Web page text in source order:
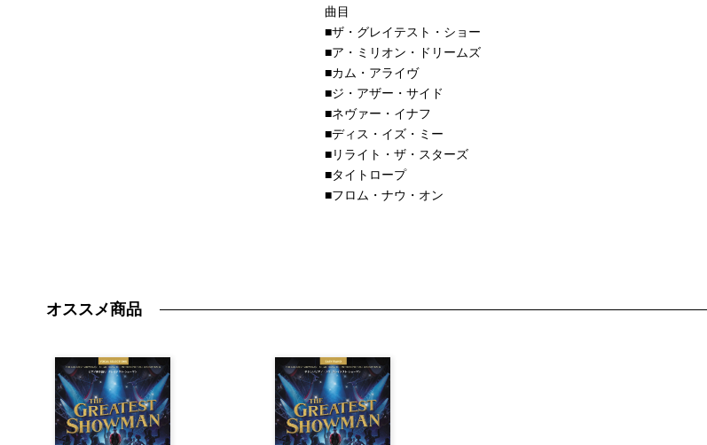
曲目
■ザ・グレイテスト・ショー
■ア・ミリオン・ドリームズ
■カム・アライヴ
■ジ・アザー・サイド
■ネヴァー・イナフ
■ディス・イズ・ミー
■リライト・ザ・スターズ
■タイトロープ
■フロム・ナウ・オン
オススメ商品